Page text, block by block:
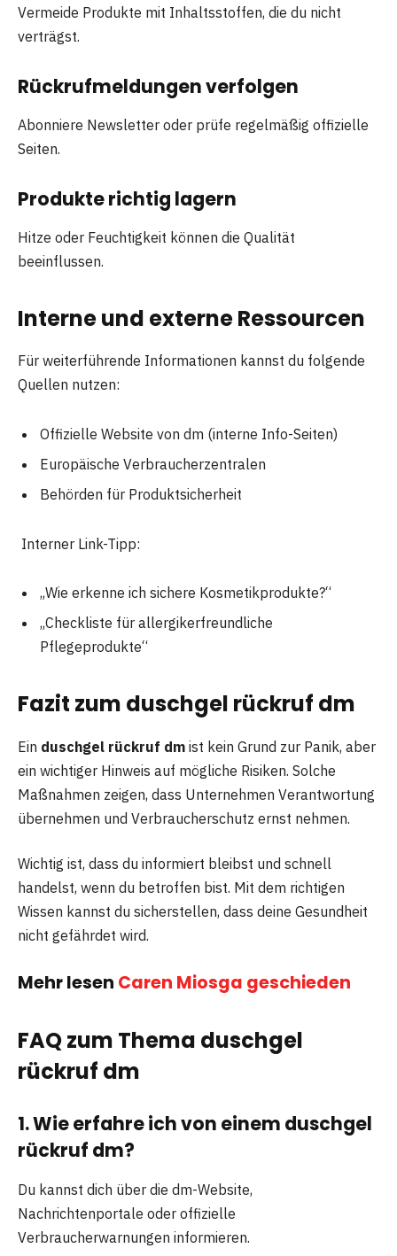
Vermeide Produkte mit Inhaltsstoffen, die du nicht
verträgst.
Rückrufmeldungen verfolgen
Abonniere Newsletter oder prüfe regelmäßig offizielle
Seiten.
Produkte richtig lagern
Hitze oder Feuchtigkeit können die Qualität
beeinflussen.
Interne und externe Ressourcen
Für weiterführende Informationen kannst du folgende
Quellen nutzen:
Offizielle Website von dm (interne Info-Seiten)
Europäische Verbraucherzentralen
Behörden für Produktsicherheit
Interner Link-Tipp:
„Wie erkenne ich sichere Kosmetikprodukte?“
„Checkliste für allergikerfreundliche
Pflegeprodukte“
Fazit zum duschgel rückruf dm
Ein duschgel rückruf dm ist kein Grund zur Panik, aber
ein wichtiger Hinweis auf mögliche Risiken. Solche
Maßnahmen zeigen, dass Unternehmen Verantwortung
übernehmen und Verbraucherschutz ernst nehmen.
Wichtig ist, dass du informiert bleibst und schnell
handelst, wenn du betroffen bist. Mit dem richtigen
Wissen kannst du sicherstellen, dass deine Gesundheit
nicht gefährdet wird.
Mehr lesen Caren Miosga geschieden
FAQ zum Thema duschgel
rückruf dm
1. Wie erfahre ich von einem duschgel
rückruf dm?
Du kannst dich über die dm-Website,
Nachrichtenportale oder offizielle
Verbraucherwarnungen informieren.